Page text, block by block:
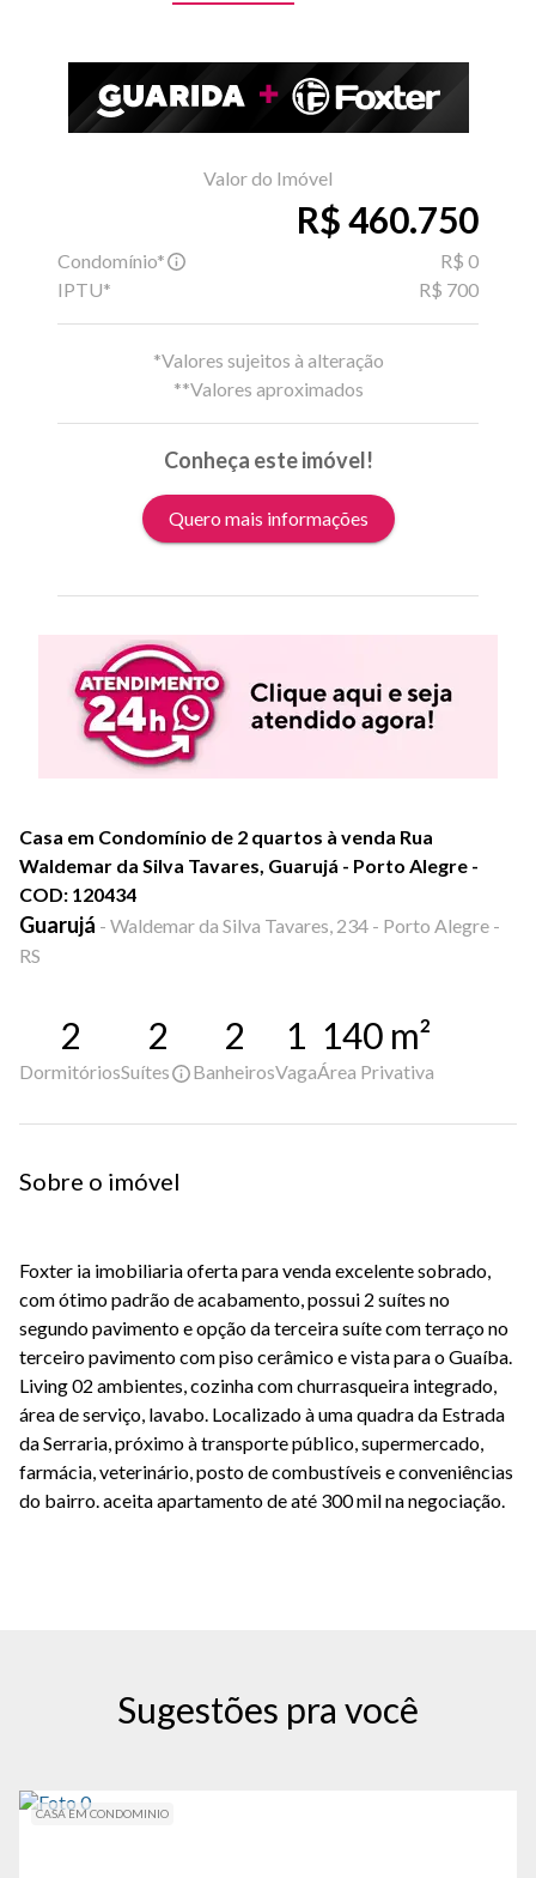
Valor do Imóvel
R$ 460.750
Condomínio*
R$ 0
IPTU*
R$ 700
*Valores sujeitos à alteração
**Valores aproximados
Conheça este imóvel!
Quero mais informações
Casa em Condomínio de 2 quartos à venda Rua
Waldemar da Silva Tavares, Guarujá - Porto Alegre -
COD: 120434
Guarujá - Waldemar da Silva Tavares, 234 - Porto Alegre -
RS
2
Dormitórios
2
Suítes
2
Banheiros
1
Vaga
140 m²
Área Privativa
Sobre o imóvel
Foxter ia imobiliaria oferta para venda excelente sobrado,
com ótimo padrão de acabamento, possui 2 suítes no
segundo pavimento e opção da terceira suíte com terraço no
terceiro pavimento com piso cerâmico e vista para o Guaíba.
Living 02 ambientes, cozinha com churrasqueira integrado,
área de serviço, lavabo. Localizado à uma quadra da Estrada
da Serraria, próximo à transporte público, supermercado,
farmácia, veterinário, posto de combustíveis e conveniências
do bairro. aceita apartamento de até 300 mil na negociação.
Sugestões pra você
CASA EM CONDOMINIO